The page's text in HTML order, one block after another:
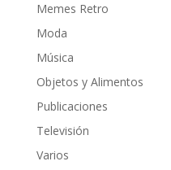
Memes Retro
Moda
Música
Objetos y Alimentos
Publicaciones
Televisión
Varios